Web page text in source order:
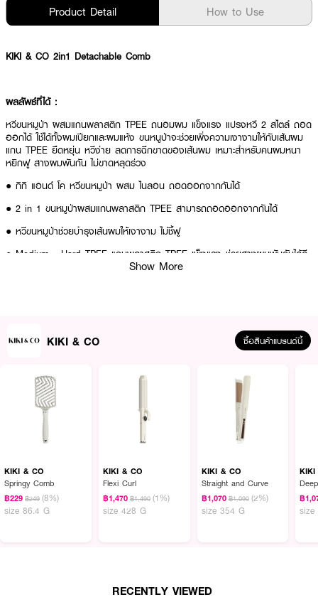
Product Detail How to Use
KIKI & CO 2in1 Detachable Comb
ผลลัพธ์ที่ได้ :
หวีขนหมูป่า ผสมแกนพลาสติก TPEE ถนอมผม แข็งแรง แปรงหวี 2 สไตล์ ถอด
ออกได้ ใช้ได้ทั้งผมเปียกและผมแห้ง ขนหนูป่าจะช่วยเพิ่งความเงางามให้กับเส้นผม
แกน TPEE ยืดหยุ่น หวีง่าย ลดการฉีกขาดของเส้นผม เหมาะสำหรับคนผมหนา
หยิกฟู สางผมพันกัน ไม่ขาดหลุดร่วง
● กิกิ แอนด์ โค หวีขนหมูป่า ผสม ไนลอน ถอดออกจากกันได้
● 2 in 1 ขนหมูป่าผสมแกนพลาสติก TPEE สามารถถอดออกจากกันได้
● หวีขนหมูป่าช่วยบำรุงเส้นผมให้เงางาม ไม่ชี้ฟู
● Medium - Hard TPEE แกนพลาสติก TPEE แข็งแรง ช่วยสางผมพันกันได้ดี
● ช่วยสลายความมัน และ สิ่งสกปรก
How to Use :
เลือกใช้งานรูปแบบหวีได้ตามใจ
ผมเปียก: หลังสระผม ใช้หัวแปรงแกน TPEE สางผมพันกันก่อน จากนั้นใช้ไดร์
เป่าผมเป่าผมให้แห้งสนิท
งาม และจัดทรงง่าย
หรือใช้แบบ MIX ขนหมูป่าผสมแกนพลาสติก TPEE : ขนหมูป่าช่วยลดการพันกัน
ของผม เสริมด้วยแกน TPEE รองรับแรงกดขณะหวีผมได้ดี ไม่ดึงรั้งเส้นผม ช่วย
Show More
KIKI & CO ซื้อสินค้าแบรนด์นี้
KIKI & CO
Springy Comb
฿229 ฿249 (8%)
size 86.4 G
KIKI & CO
Flexi Curl
฿1,470 ฿1,490 (1%)
size 428 G
KIKI & CO
Straight and Curve
฿1,070 ฿1,090 (2%)
size 354 G
KIKI
฿
size
RECENTLY VIEWED